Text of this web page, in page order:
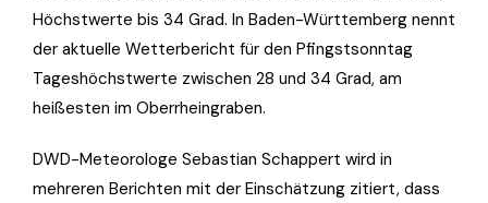
Höchstwerte bis 34 Grad. In Baden-Württemberg nennt
der aktuelle Wetterbericht für den Pfingstsonntag
Tageshöchstwerte zwischen 28 und 34 Grad, am
heißesten im Oberrheingraben.
DWD-Meteorologe Sebastian Schappert wird in
mehreren Berichten mit der Einschätzung zitiert, dass